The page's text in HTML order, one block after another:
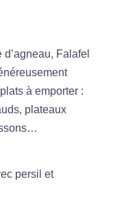
Falafel
à emporter :
plateaux
persil et